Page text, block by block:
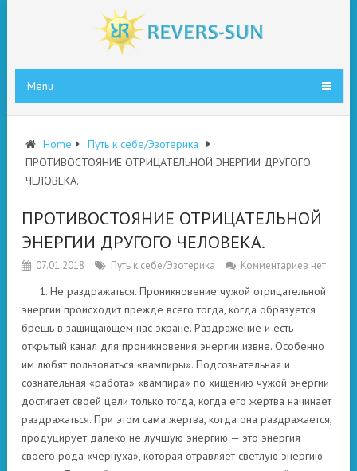
Menu
Home
Путь к себе/Эзотерика
ПРОТИВОСТОЯНИЕ ОТРИЦАТЕЛЬНОЙ ЭНЕРГИИ ДРУГОГО
ЧЕЛОВЕКА.
ПРОТИВОСТОЯНИЕ ОТРИЦАТЕЛЬНОЙ
ЭНЕРГИИ ДРУГОГО ЧЕЛОВЕКА.
07.01.2018 Путь к себе/Эзотерика Комментариев нет
1. Не раздражаться. Проникновение чужой отрицательной
энергии происходит прежде всего тогда, когда образуется
брешь в защищающем нас экране. Раздражение и есть
открытый канал для проникновения энергии извне. Особенно
им любят пользоваться «вампиры». Подсознательная и
сознательная «работа» «вампира» по хищению чужой энергии
достигает своей цели только тогда, когда его жертва начинает
раздражаться. При этом сама жертва, когда она раздражается,
продуцирует далеко не лучшую энергию — это энергия
своего рода «чернуха», которая отравляет светлую энергию